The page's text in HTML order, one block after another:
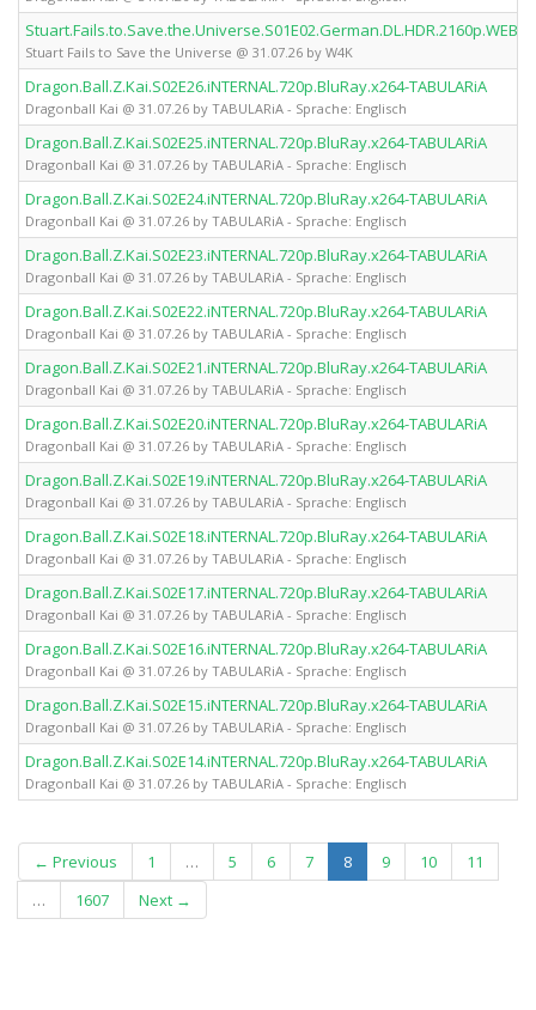
Stuart Fails to Save the Universe @ 31.07.26 by W4K
Dragon.Ball.Z.Kai.S02E26.iNTERNAL.720p.BluRay.x264-TABULARiA
Dragonball Kai @ 31.07.26 by TABULARiA - Sprache: Englisch
Dragon.Ball.Z.Kai.S02E25.iNTERNAL.720p.BluRay.x264-TABULARiA
Dragonball Kai @ 31.07.26 by TABULARiA - Sprache: Englisch
Dragon.Ball.Z.Kai.S02E24.iNTERNAL.720p.BluRay.x264-TABULARiA
Dragonball Kai @ 31.07.26 by TABULARiA - Sprache: Englisch
Dragon.Ball.Z.Kai.S02E23.iNTERNAL.720p.BluRay.x264-TABULARiA
Dragonball Kai @ 31.07.26 by TABULARiA - Sprache: Englisch
Dragon.Ball.Z.Kai.S02E22.iNTERNAL.720p.BluRay.x264-TABULARiA
Dragonball Kai @ 31.07.26 by TABULARiA - Sprache: Englisch
Dragon.Ball.Z.Kai.S02E21.iNTERNAL.720p.BluRay.x264-TABULARiA
Dragonball Kai @ 31.07.26 by TABULARiA - Sprache: Englisch
Dragon.Ball.Z.Kai.S02E20.iNTERNAL.720p.BluRay.x264-TABULARiA
Dragonball Kai @ 31.07.26 by TABULARiA - Sprache: Englisch
Dragon.Ball.Z.Kai.S02E19.iNTERNAL.720p.BluRay.x264-TABULARiA
Dragonball Kai @ 31.07.26 by TABULARiA - Sprache: Englisch
Dragon.Ball.Z.Kai.S02E18.iNTERNAL.720p.BluRay.x264-TABULARiA
Dragonball Kai @ 31.07.26 by TABULARiA - Sprache: Englisch
Dragon.Ball.Z.Kai.S02E17.iNTERNAL.720p.BluRay.x264-TABULARiA
Dragonball Kai @ 31.07.26 by TABULARiA - Sprache: Englisch
Dragon.Ball.Z.Kai.S02E16.iNTERNAL.720p.BluRay.x264-TABULARiA
Dragonball Kai @ 31.07.26 by TABULARiA - Sprache: Englisch
Dragon.Ball.Z.Kai.S02E15.iNTERNAL.720p.BluRay.x264-TABULARiA
Dragonball Kai @ 31.07.26 by TABULARiA - Sprache: Englisch
Dragon.Ball.Z.Kai.S02E14.iNTERNAL.720p.BluRay.x264-TABULARiA
Dragonball Kai @ 31.07.26 by TABULARiA - Sprache: Englisch
← Previous 1 … 5 6 7 8(current)
9 10
11
…
1607 Next →